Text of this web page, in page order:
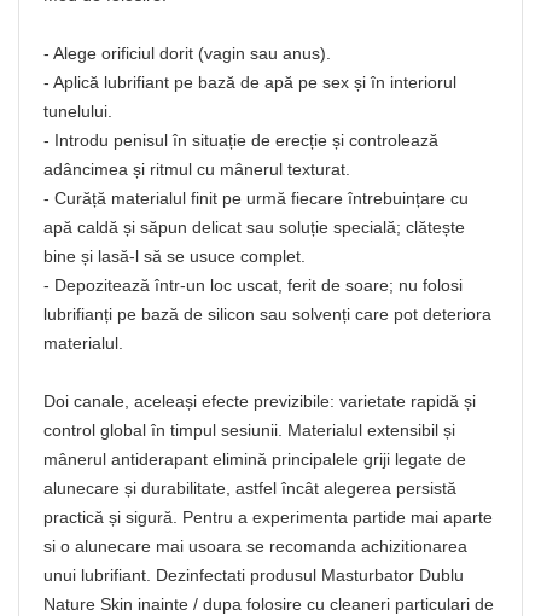
- Alege orificiul dorit (vagin sau anus).
- Aplică lubrifiant pe bază de apă pe sex și în interiorul
tunelului.
- Introdu penisul în situație de erecție și controlează
adâncimea și ritmul cu mânerul texturat.
- Curăță materialul finit pe urmă fiecare întrebuințare cu
apă caldă și săpun delicat sau soluție specială; clătește
bine și lasă-l să se usuce complet.
- Depozitează într-un loc uscat, ferit de soare; nu folosi
lubrifianți pe bază de silicon sau solvenți care pot deteriora
materialul.
Doi canale, aceleași efecte previzibile: varietate rapidă și
control global în timpul sesiunii. Materialul extensibil și
mânerul antiderapant elimină principalele griji legate de
alunecare și durabilitate, astfel încât alegerea persistă
practică și sigură. Pentru a experimenta partide mai aparte
si o alunecare mai usoara se recomanda achizitionarea
unui lubrifiant. Dezinfectati produsul Masturbator Dublu
Nature Skin inainte / dupa folosire cu cleaneri particulari de